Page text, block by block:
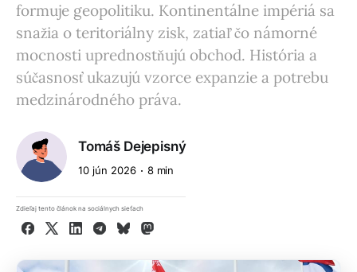
formuje geopolitiku. Kontinentálne impériá sa
snažia o teritoriálny zisk, zatiaľ čo námorné
mocnosti uprednostňujú obchod. História a
súčasnosť ukazujú vzorce expanzie a potrebu
medzinárodného práva.
Tomáš Dejepisný
10 jún 2026 8 min
Zdieľaj tento článok na sociálnych sieťach
Facebook
X LinkedInTelegram
BlueskyMastodon